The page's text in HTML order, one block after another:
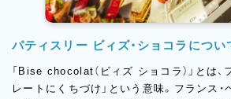
パティスリー ビィズ・ショコラについ
「Bise chocolat（ビィズ ショコラ）」とは、
レートにくちづけ」という意味。フランス